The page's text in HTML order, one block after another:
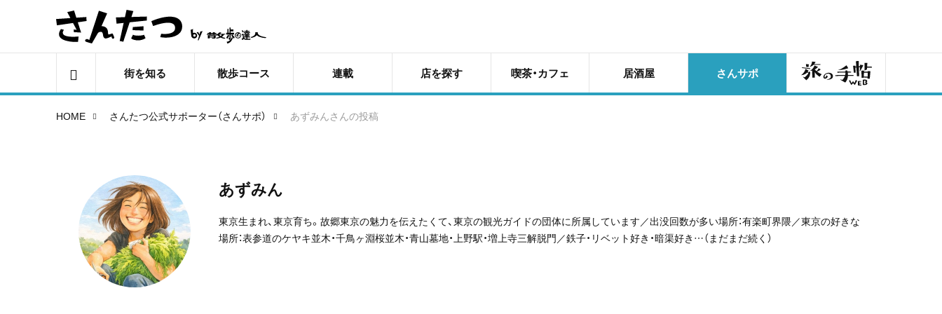
街を知る 散歩コース 連載 店を探す 喫茶・カフェ 居酒屋 さんサポ 旅の手帖
HOME さんたつ公式サポーター（さんサポ） あずみんさんの投稿
あずみん
東京生まれ、東京育ち。故郷東京の魅力を伝えたくて、東京の観光ガイドの団体に所属しています／出没回数が多い場所：有楽町界隈／東京の好きな
場所：表参道のケヤキ並木・千鳥ヶ淵桜並木・青山墓地・上野駅・増上寺三解脱門／鉄子・リベット好き・暗渠好き…（まだまだ続く）